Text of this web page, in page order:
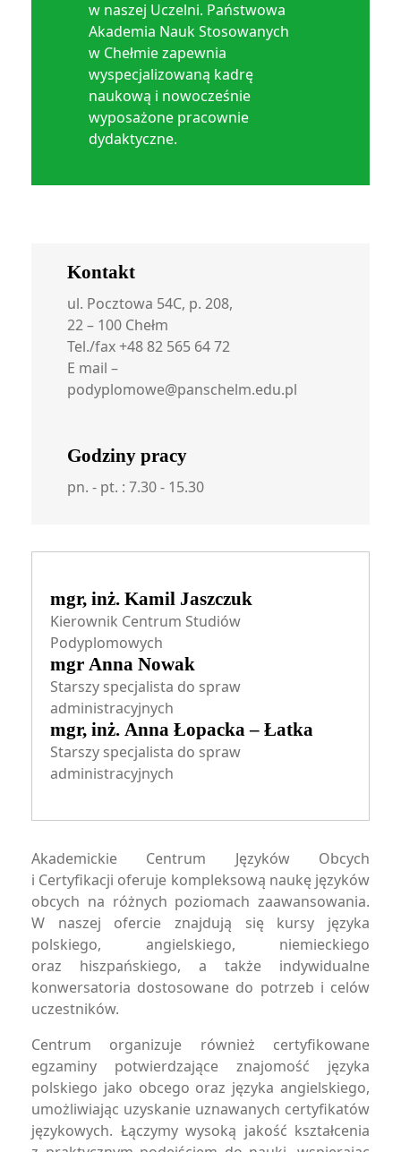
w naszej Uczelni. Państwowa
Akademia Nauk Stosowanych
w Chełmie zapewnia
wyspecjalizowaną kadrę
naukową i nowocześnie
wyposażone pracownie
dydaktyczne.
Kontakt
ul. Pocztowa 54C, p. 208,
22 – 100 Chełm
Tel./fax +48 82 565 64 72
E mail –
podyplomowe@panschelm.edu.pl
Godziny pracy
pn. - pt. : 7.30 - 15.30
mgr, inż. Kamil Jaszczuk
Kierownik Centrum Studiów
Podyplomowych
mgr Anna Nowak
Starszy specjalista do spraw
administracyjnych
mgr, inż. Anna Łopacka – Łatka
Starszy specjalista do spraw
administracyjnych
Akademickie Centrum Języków Obcych
i Certyfikacji oferuje kompleksową naukę języków
obcych na różnych poziomach zaawansowania.
W naszej ofercie znajdują się kursy języka
polskiego, angielskiego, niemieckiego
oraz hiszpańskiego, a także indywidualne
konwersatoria dostosowane do potrzeb i celów
uczestników.
Centrum organizuje również certyfikowane
egzaminy potwierdzające znajomość języka
polskiego jako obcego oraz języka angielskiego,
umożliwiając uzyskanie uznawanych certyfikatów
językowych. Łączymy wysoką jakość kształcenia